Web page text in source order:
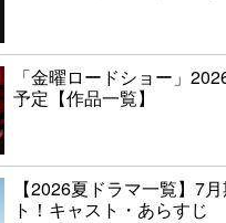
「金曜ロードショー」
予定【作品一覧】
【2026夏ドラマ一覧】7
ト！キャスト・あらすじ